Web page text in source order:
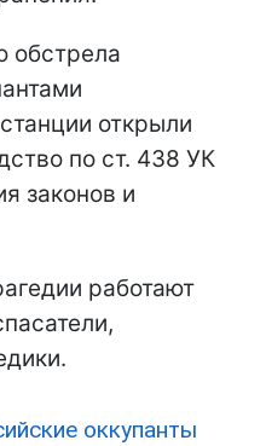
обстрела
открыли
по ст. 438 УК
законов и
работают
оккупанты